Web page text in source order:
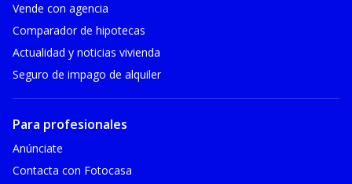
Vende con agencia
Comparador de hipotecas
Actualidad y noticias vivienda
Seguro de impago de alquiler
Para profesionales
Anúnciate
Contacta con Fotocasa